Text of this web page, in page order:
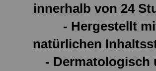
innerhalb von 24
- Hergestellt
natürlichen
- Dermatologisch